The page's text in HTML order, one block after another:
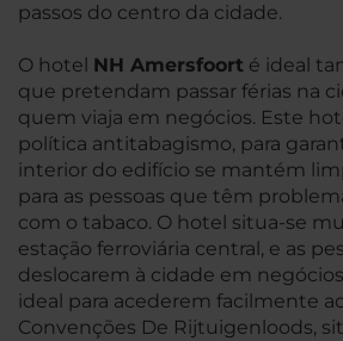
passos do centro da cidade.
O hotel NH Amersfoort é ideal
que pretendam passar férias na
quem viaja em negócios. Este
política antitabagismo, para
interior do edifício se mantém
para as pessoas que têm
com o tabaco. O hotel situa-se
estação ferroviária central, e as
deslocarem à cidade em
ideal para acederem facilmente
Convenções De Rijtuigenloods,